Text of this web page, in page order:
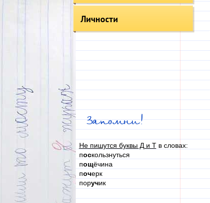
Личности
Запомни!
Не пишутся буквы Д и Тв словах:
поскользнуться
пощёчина
почерк
поручик